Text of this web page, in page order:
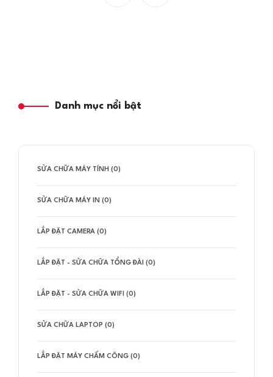
Danh mục nổi bật
SỬA CHỮA MÁY TÍNH (0)
SỬA CHỮA MÁY IN (0)
LẮP ĐẶT CAMERA (0)
LẮP ĐẶT - SỬA CHỮA TỔNG ĐÀI (0)
LẮP ĐẶT - SỬA CHỮA WIFI (0)
SỬA CHỮA LAPTOP (0)
LẮP ĐẶT MÁY CHẤM CÔNG (0)